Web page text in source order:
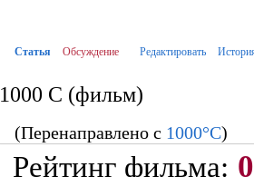
Статья Обсуждение Редактировать
1000 С (фильм)
(Перенаправлено с 1000°С)
Рейтинг фильма: 0